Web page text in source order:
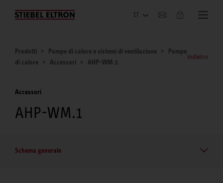
Azienda
Prodotti Pompe di calore e sistemi di ventilazione
Pompe
di calore
Accessori AHP-WM.1
indietro
Accessori
AHP-WM.1
Schema generale